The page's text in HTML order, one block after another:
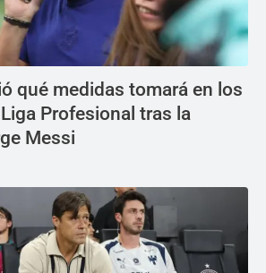
qué medidas tomará en los
Profesional tras la
Messi